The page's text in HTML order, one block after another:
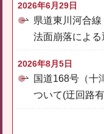
2026年6月29日
県道東川河合
法面崩落によ
2026年8月5日
国道168号（十
ついて(迂回路